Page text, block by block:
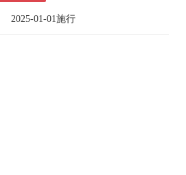
2025-01-01施行